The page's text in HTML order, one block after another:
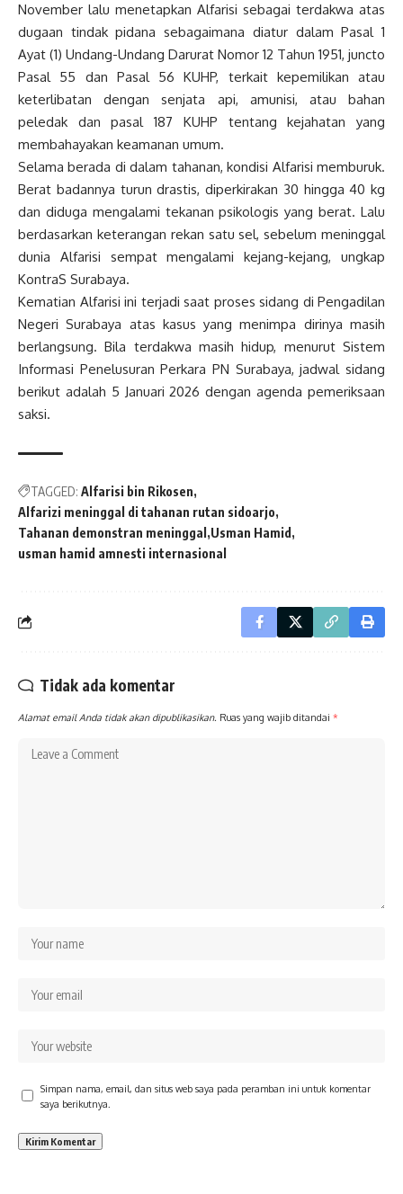
November lalu menetapkan Alfarisi sebagai terdakwa atas
dugaan tindak pidana sebagaimana diatur dalam Pasal 1
Ayat (1) Undang-Undang Darurat Nomor 12 Tahun 1951, juncto
Pasal 55 dan Pasal 56 KUHP, terkait kepemilikan atau
keterlibatan dengan senjata api, amunisi, atau bahan
peledak dan pasal 187 KUHP tentang kejahatan yang
membahayakan keamanan umum.
Selama berada di dalam tahanan, kondisi Alfarisi memburuk.
Berat badannya turun drastis, diperkirakan 30 hingga 40 kg
dan diduga mengalami tekanan psikologis yang berat. Lalu
berdasarkan keterangan rekan satu sel, sebelum meninggal
dunia Alfarisi sempat mengalami kejang-kejang, ungkap
KontraS Surabaya.
Kematian Alfarisi ini terjadi saat proses sidang di Pengadilan
Negeri Surabaya atas kasus yang menimpa dirinya masih
berlangsung. Bila terdakwa masih hidup, menurut Sistem
Informasi Penelusuran Perkara PN Surabaya, jadwal sidang
berikut adalah 5 Januari 2026 dengan agenda pemeriksaan
saksi.
TAGGED: Alfarisi bin Rikosen
Alfarizi meninggal di tahanan rutan sidoarjo
Tahanan demonstran meninggal Usman Hamid
usman hamid amnesti internasional
Tidak ada komentar
Alamat email Anda tidak akan dipublikasikan. Ruas yang wajib ditandai *
Simpan nama, email, dan situs web saya pada peramban ini untuk komentar
saya berikutnya.